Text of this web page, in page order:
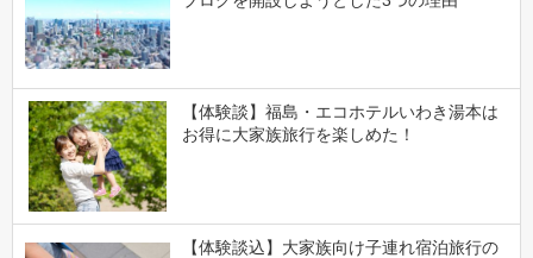
【体験談】福島・エコホテルいわき湯本は
お得に大家族旅行を楽しめた！
【体験談込】大家族向け子連れ宿泊旅行の